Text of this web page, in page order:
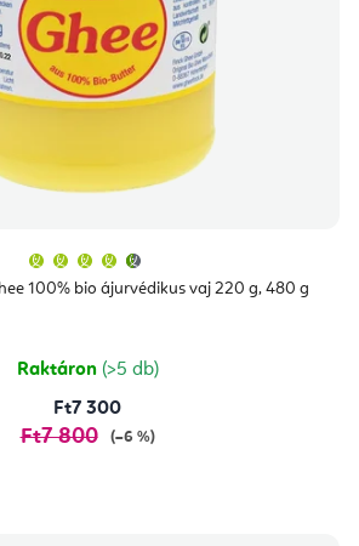
100% bio ájurvédikus vaj 220 g, 480 g
átlagos
értékelése
csillag.
Raktáron (>5 db)
Ft7 300
Ft7 800 (–6 %)